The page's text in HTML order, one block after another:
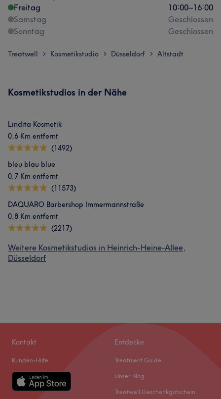
Freitag
10:00–16:00
Samstag
Geschlossen
Sonntag
Geschlossen
Treatwell > Kosmetikstudio > Düsseldorf > Altstadt
Kosmetikstudios in der Nähe
Lindita Kosmetik
0,6 Km entfernt
(1492)
bleu blau blue
0,7 Km entfernt
(11573)
DAQUARO Barbershop Immermannstraße
0,8 Km entfernt
(2217)
Weitere Kosmetikstudios in Heinrich-Heine-Allee,
Düsseldorf
Kontakt
Kunden-Hilfe
Entdecke
Treatment Guide
Unser Blog
Treatwell Geschenkgutschein